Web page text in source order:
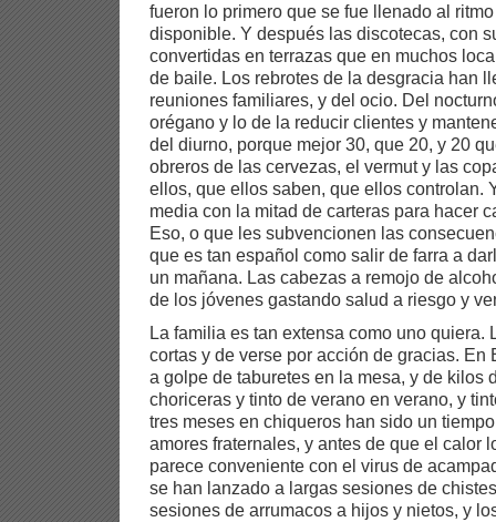
fueron lo primero que se fue llenado al
disponible. Y después las discotecas, con
convertidas en terrazas que en muchos
de baile. Los rebrotes de la desgracia han
reuniones familiares, y del ocio. Del
orégano y lo de la reducir clientes y
del diurno, porque mejor 30, que 20, y 20
obreros de las cervezas, el vermut y las
ellos, que ellos saben, que ellos controlan.
media con la mitad de carteras para hacer
Eso, o que les subvencionen las
que es tan español como salir de farra a
un mañana. Las cabezas a remojo de
de los jóvenes gastando salud a riesgo y
La familia es tan extensa como uno quiera.
cortas y de verse por acción de gracias. En
a golpe de taburetes en la mesa, y de kilos
choriceras y tinto de verano en verano, y
tres meses en chiqueros han sido un
amores fraternales, y antes de que el calor
parece conveniente con el virus de
se han lanzado a largas sesiones de
sesiones de arrumacos a hijos y nietos, y